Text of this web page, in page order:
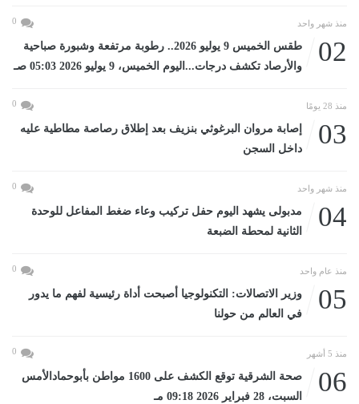
منذ شهر واحد 0
02
طقس الخميس 9 يوليو 2026.. رطوبة مرتفعة وشبورة صباحية
والأرصاد تكشف درجات...اليوم الخميس، 9 يوليو 2026 05:03 صـ
منذ 28 يومًا 0
03
إصابة مروان البرغوثي بنزيف بعد إطلاق رصاصة مطاطية عليه
داخل السجن
منذ شهر واحد 0
04
مدبولى يشهد اليوم حفل تركيب وعاء ضغط المفاعل للوحدة
الثانية لمحطة الضبعة
منذ عام واحد 0
05
وزير الاتصالات: التكنولوجيا أصبحت أداة رئيسية لفهم ما يدور
في العالم من حولنا
منذ 5 أشهر 0
06
صحة الشرقية توقع الكشف على 1600 مواطن بأبوحمادالأمس
السبت، 28 فبراير 2026 09:18 مـ